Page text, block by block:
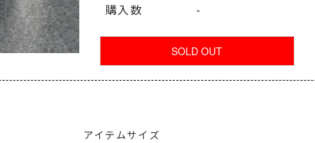
購入数
-
アイテムサイズ